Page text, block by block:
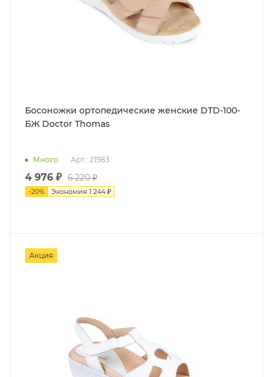
Босоножки ортопедические женские DTD-100-
БЖ Doctor Thomas
Много Арт.: 21983
4 976 ₽ 6 220 ₽
-20% Экономия 1 244 ₽
Акция